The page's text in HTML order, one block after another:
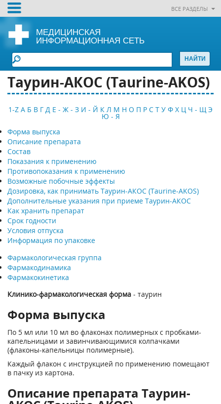
ВСЕ РАЗДЕЛЫ
МЕДИЦИНСКАЯ
ИНФОРМАЦИОННАЯ СЕТЬ
Таурин-АКОС (Taurine-AKOS)
1-Z А Б В Г Д Е - Ж - З И - Й К Л М Н О П Р С Т У Ф Х Ц Ч - Щ Э
Ю - Я
Форма выпуска
Описание препарата
Состав
Показания к применению
Противопоказания к применению
Возможные побочные эффекты
Дозировка, как принимать Таурин-АКОС (Taurine-AKOS)
Дополнительные указания при приеме Таурин-АКОС
Как хранить препарат
Срок годности
Условия отпуска
Информация по упаковке
Фармакологическая группа
Фармакодинамика
Фармакокинетика
Клинико-фармакологическая форма - таурин
Форма выпуска
По 5 мл или 10 мл во флаконах полимерных с пробками-
капельницами и завинчивающимися колпачками
(флаконы-капельницы полимерные).
Каждый флакон с инструкцией по применению помещают
в пачку из картона.
Описание препарата Таурин-